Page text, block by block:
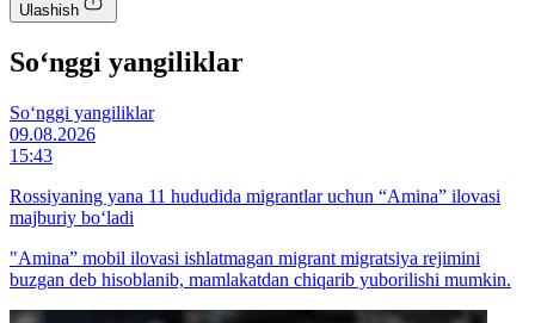
Ulashish
So‘nggi yangiliklar
So‘nggi yangiliklar
09.08.2026
15:43
Rossiyaning yana 11 hududida migrantlar uchun “Amina” ilovasi
majburiy bo‘ladi
"Amina” mobil ilovasi ishlatmagan migrant migratsiya rejimini
buzgan deb hisoblanib, mamlakatdan chiqarib yuborilishi mumkin.